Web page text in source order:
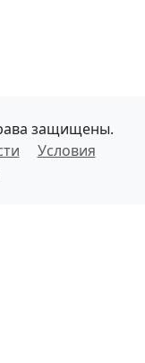
защищены.
Условия